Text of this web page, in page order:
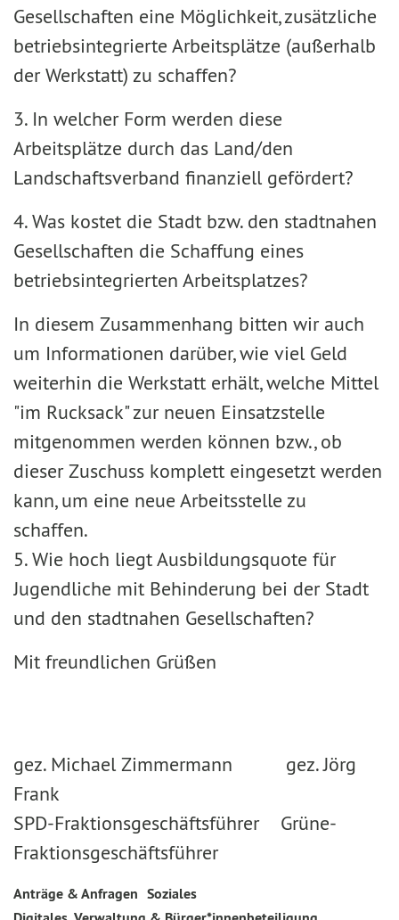
Gesellschaften eine Möglichkeit, zusätzliche
betriebsintegrierte Arbeitsplätze (außerhalb
der Werkstatt) zu schaffen?
3. In welcher Form werden diese
Arbeitsplätze durch das Land/den
Landschaftsverband finanziell gefördert?
4. Was kostet die Stadt bzw. den stadtnahen
Gesellschaften die Schaffung eines
betriebsintegrierten Arbeitsplatzes?
In diesem Zusammenhang bitten wir auch
um Informationen darüber, wie viel Geld
weiterhin die Werkstatt erhält, welche Mittel
"im Rucksack" zur neuen Einsatzstelle
mitgenommen werden können bzw., ob
dieser Zuschuss komplett eingesetzt werden
kann, um eine neue Arbeitsstelle zu
schaffen.
5. Wie hoch liegt Ausbildungsquote für
Jugendliche mit Behinderung bei der Stadt
und den stadtnahen Gesellschaften?
Mit freundlichen Grüßen
gez. Michael Zimmermann gez. Jörg
Frank
SPD-Fraktionsgeschäftsführer Grüne-
Fraktionsgeschäftsführer
Anträge & Anfragen Soziales